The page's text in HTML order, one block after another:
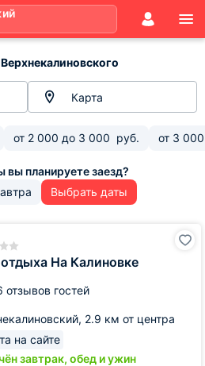
Карта
от 2 000 до 3 000 руб. от 3 000
Выбрать даты
отдыха На Калиновке
отзывов гостей
2.9 км от центра
на сайте
завтрак, обед и ужин